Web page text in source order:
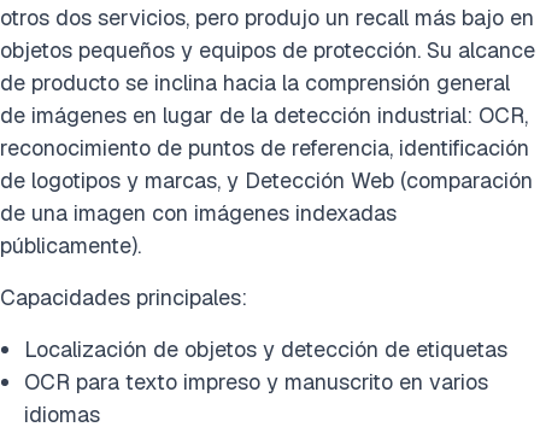
otros dos servicios, pero produjo un recall más bajo en
objetos pequeños y equipos de protección. Su alcance
de producto se inclina hacia la comprensión general
de imágenes en lugar de la detección industrial: OCR,
reconocimiento de puntos de referencia, identificación
de logotipos y marcas, y Detección Web (comparación
de una imagen con imágenes indexadas
públicamente).
Capacidades principales:
Localización de objetos y detección de etiquetas
OCR para texto impreso y manuscrito en varios
idiomas